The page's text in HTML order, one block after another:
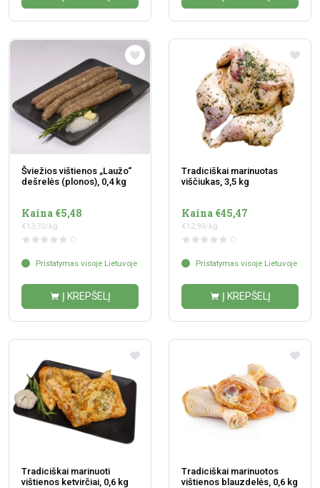
Šviežios vištienos „Laužo“
dešrelės (plonos), 0,4 kg
Kaina €5,48
€13,70/kg
0
Pristatymas visoje Lietuvoje
Į KREPŠELĮ
Tradiciškai marinuotas
viščiukas, 3,5 kg
Kaina €45,47
€12,99/kg
0
Pristatymas visoje Lietuvoje
Į KREPŠELĮ
Tradiciškai marinuoti
vištienos ketvirčiai, 0,6 kg
Tradiciškai marinuotos
vištienos blauzdelės, 0,6 kg